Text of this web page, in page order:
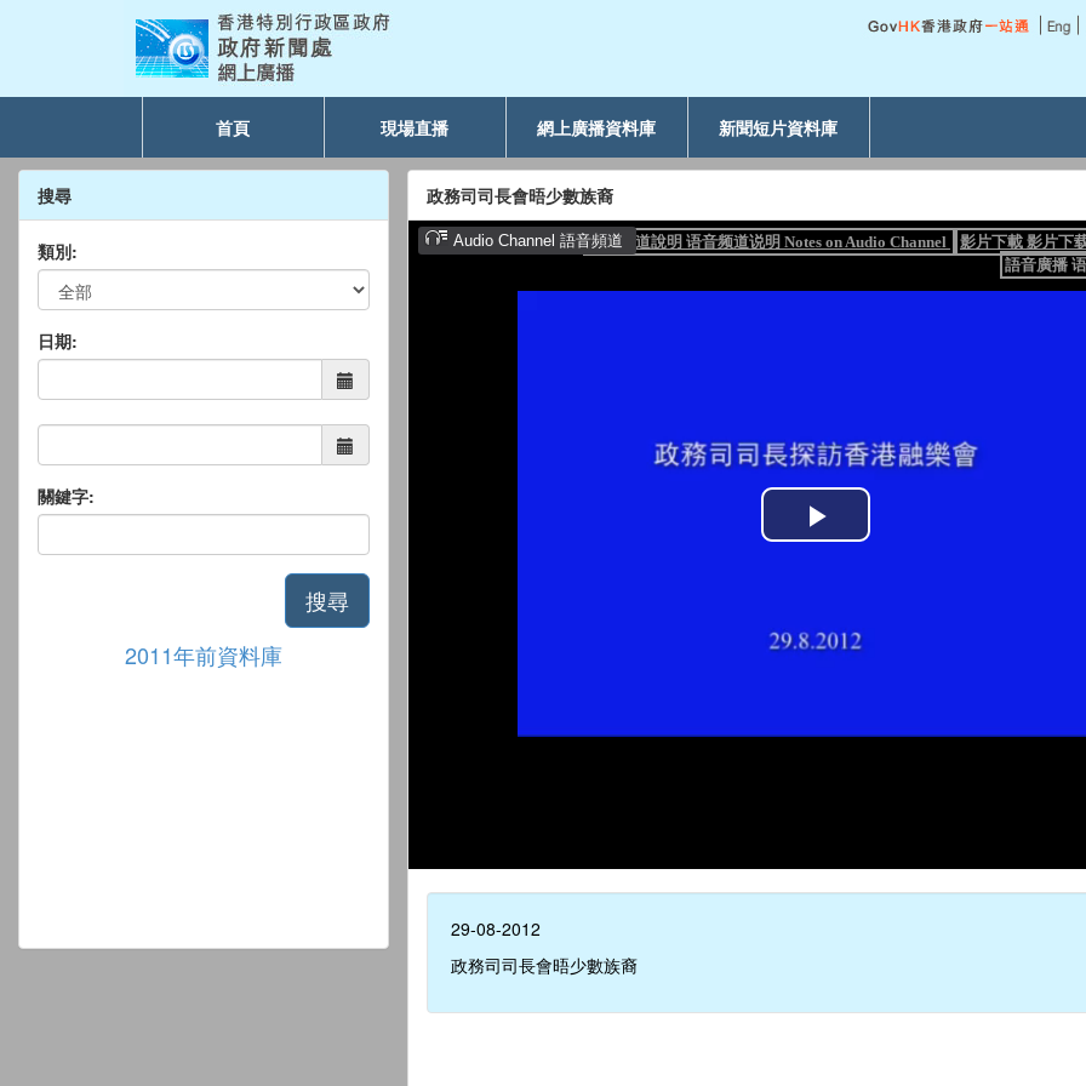
首頁 現場直播 網上廣播資料庫 新聞短片資料庫
搜尋
類別:
日期:
關鍵字:
搜尋
2011年前資料庫
政務司司長會晤少數族裔
29-08-2012
政務司司長會晤少數族裔